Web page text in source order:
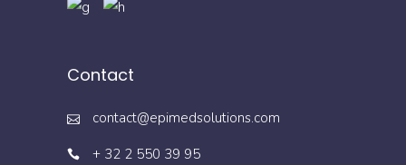
Contact
contact@epimedsolutions.com
+ 32 2 550 39 95